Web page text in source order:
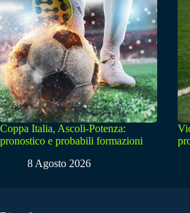
Coppa Italia, Ascoli-Potenza:
pronostico e probabili formazioni
8 Agosto 2026